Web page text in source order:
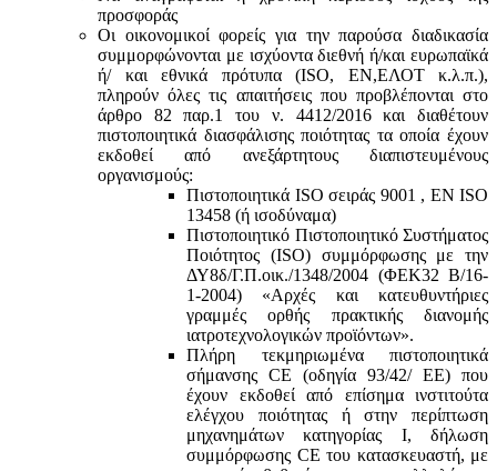
προσφοράς
Οι οικονομικοί φορείς για την παρούσα διαδικασία
συμμορφώνονται με ισχύοντα διεθνή ή/και ευρωπαϊκά
ή/ και εθνικά πρότυπα (ISO, ΕΝ,ΕΛΟΤ κ.λ.π.),
πληρούν όλες τις απαιτήσεις που προβλέπονται στο
άρθρο 82 παρ.1 του ν. 4412/2016 και διαθέτουν
πιστοποιητικά διασφάλισης ποιότητας τα οποία έχουν
εκδοθεί από ανεξάρτητους διαπιστευμένους
οργανισμούς:
Πιστοποιητικά ISO σειράς 9001 , ΕΝ ISO
13458 (ή ισοδύναμα)
Πιστοποιητικό Πιστοποιητικό Συστήματος
Ποιότητος (ISO) συμμόρφωσης με την
ΔΥ8δ/Γ.Π.οικ./1348/2004 (ΦΕΚ32 Β/16-
1-2004) «Αρχές και κατευθυντήριες
γραμμές ορθής πρακτικής διανομής
ιατροτεχνολογικών προϊόντων».
Πλήρη τεκμηριωμένα πιστοποιητικά
σήμανσης CE (οδηγία 93/42/ ΕΕ) που
έχουν εκδοθεί από επίσημα ινστιτούτα
ελέγχου ποιότητας ή στην περίπτωση
μηχανημάτων κατηγορίας Ι, δήλωση
συμμόρφωσης CE του κατασκευαστή, με